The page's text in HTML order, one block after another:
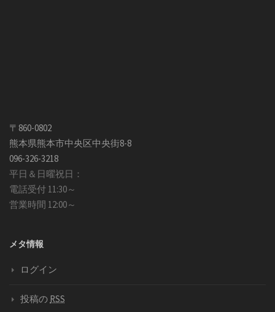
〒860-0802
熊本県熊本市中央区中央街8-8
096-326-3218
平日＆日曜祝日：
電話受付 11:30～
営業時間 12:00～
メタ情報
ログイン
投稿の RSS